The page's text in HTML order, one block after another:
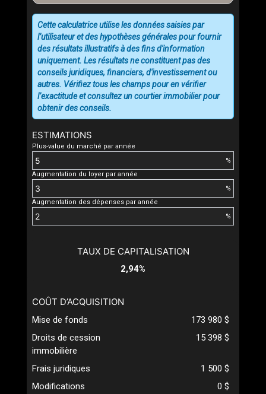
ESTIMATIONS
Plus-value du marché par année
%
Augmentation du loyer par année
%
Augmentation des dépenses par année
%
Cette calculatrice utilise les données saisies par
l’utilisateur et des hypothèses générales pour fournir
des résultats illustratifs à des fins d'information
uniquement. Les résultats ne constituent pas des
conseils juridiques, financiers, d'investissement ou
autres. Vérifiez tous les champs pour en vérifier
l’exactitude et consultez un courtier immobilier pour
obtenir des conseils.
TAUX DE CAPITALISATION
2,94%
COÛT D’ACQUISITION
Mise de fonds
173 980 $
Droits de cession
immobilière
15 398 $
Frais juridiques
1 500 $
Modifications
0 $